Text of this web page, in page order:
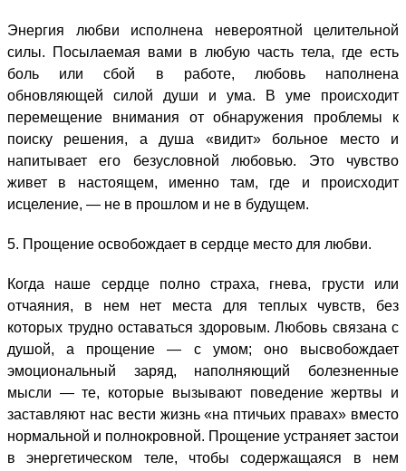
Энергия любви исполнена невероятной целительной
силы. Посылаемая вами в любую часть тела, где есть
боль или сбой в работе, любовь наполнена
обновляющей силой души и ума. В уме происходит
перемещение внимания от обнаружения проблемы к
поиску решения, а душа «видит» больное место и
напитывает его безусловной любовью. Это чувство
живет в настоящем, именно там, где и происходит
исцеление, — не в прошлом и не в будущем.
5. Прощение освобождает в сердце место для любви.
Когда наше сердце полно страха, гнева, грусти или
отчаяния, в нем нет места для теплых чувств, без
которых трудно оставаться здоровым. Любовь связана с
душой, а прощение — с умом; оно высвобождает
эмоциональный заряд, наполняющий болезненные
мысли — те, которые вызывают поведение жертвы и
заставляют нас вести жизнь «на птичьих правах» вместо
нормальной и полнокровной. Прощение устраняет застои
в энергетическом теле, чтобы содержащаяся в нем